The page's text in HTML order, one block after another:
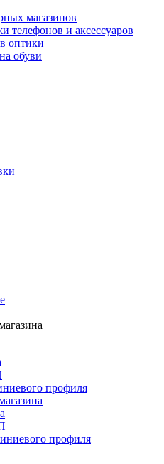
магазинов
телефонов и аксессуаров
оптики
обуви
профиля
профиля